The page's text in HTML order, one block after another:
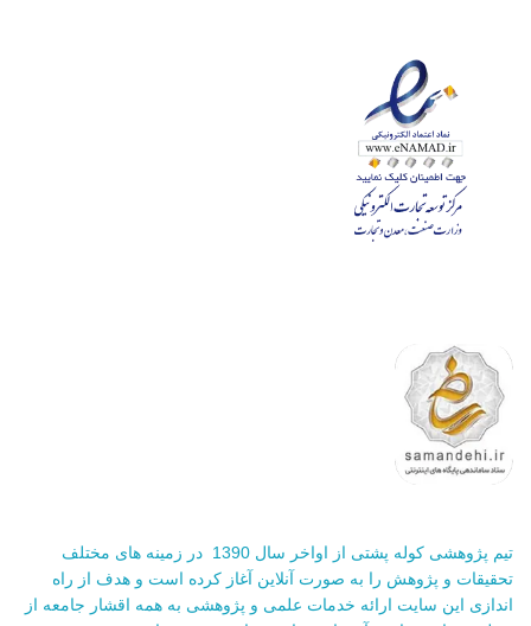
تیم پژوهشی کوله پشتی از اواخر سال 1390 در زمینه های مختلف
تحقیقات و پژوهش را به صورت آنلاین آغاز کرده است و هدف از راه
اندازی این سایت ارائه خدمات علمی و پژوهشی به همه اقشار جامعه از